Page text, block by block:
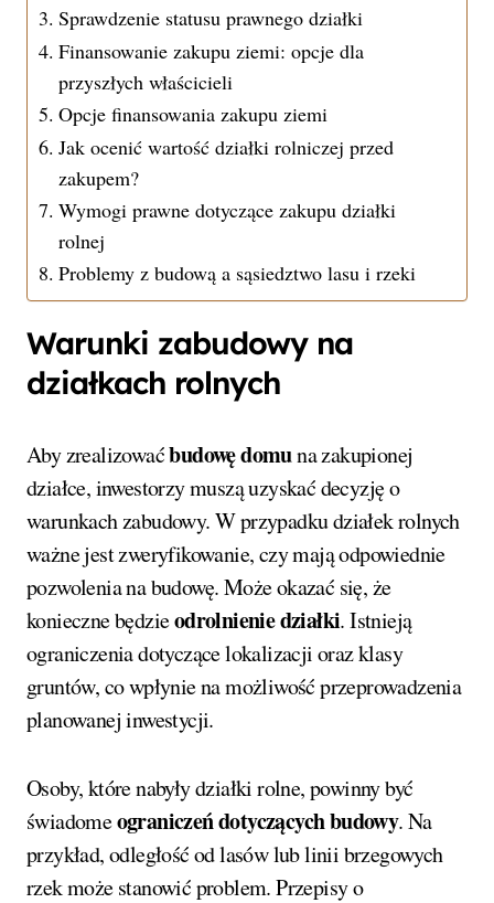
Sprawdzenie statusu prawnego działki
Finansowanie zakupu ziemi: opcje dla
przyszłych właścicieli
Opcje finansowania zakupu ziemi
Jak ocenić wartość działki rolniczej przed
zakupem?
Wymogi prawne dotyczące zakupu działki
rolnej
Problemy z budową a sąsiedztwo lasu i rzeki
Warunki zabudowy na
działkach rolnych
Aby zrealizowaćbudowę domuna zakupionej
działce, inwestorzy muszą uzyskać decyzję o
warunkach zabudowy. W przypadku działek rolnych
ważne jest zweryfikowanie, czy mają odpowiednie
pozwolenia na budowę. Może okazać się, że
konieczne będzieodrolnienie działki. Istnieją
ograniczenia dotyczące lokalizacji oraz klasy
gruntów, co wpłynie na możliwość przeprowadzenia
planowanej inwestycji.
Osoby, które nabyły działki rolne, powinny być
świadomeograniczeń dotyczących budowy. Na
przykład, odległość od lasów lub linii brzegowych
rzek może stanowić problem. Przepisy o